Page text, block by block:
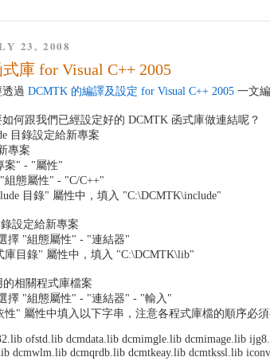
23, 2008
庫 for Visual C++ 2005
透過DCMTK 的編譯及設定 for Visual C++ 2005 一文
何跟我們已經設定好的 DCMTK 函式庫做連結呢？
目錄設定給新專案
專案
案" - "屬性"
組態屬性" - "C/C++"
目錄" 屬性中，填入 "C:\DCMTK\include"
設定給新專案
擇 "組態屬性" - "連結器"
庫目錄" 屬性中，填入 "C:\DCMTK\lib"
相關程式庫檔案
擇 "組態屬性" - "連結器" - "輸入"
" 屬性中填入以下字串，注意各程式庫檔的順序必須
ofstd.lib dcmdata.lib dcmimgle.lib dcmimage.lib
dcmwlm.lib dcmqrdb.lib dcmtkeay.lib dcmtkssl.lib